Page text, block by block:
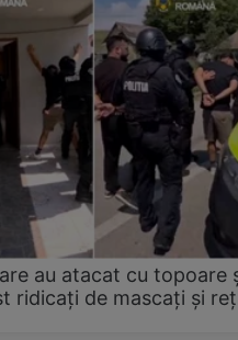
au atacat cu topoare
ridicați de mascați și